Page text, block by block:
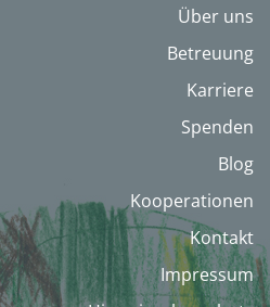
Über uns
Betreuung
Karriere
Spenden
Blog
Kooperationen
Kontakt
Impressum